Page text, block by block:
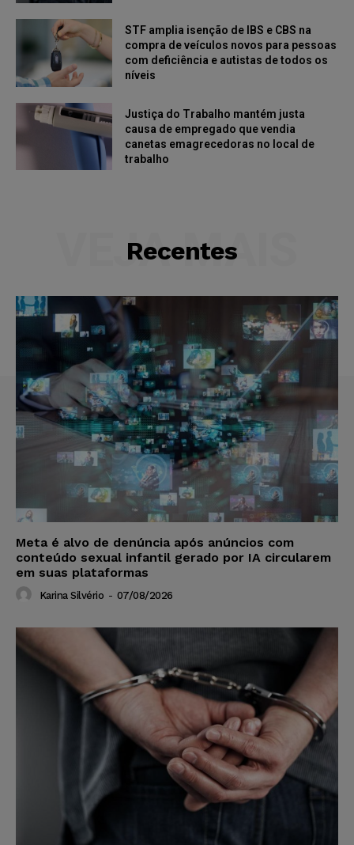
STF amplia isenção de IBS e CBS na
compra de veículos novos para pessoas
com deficiência e autistas de todos os
níveis
Justiça do Trabalho mantém justa
causa de empregado que vendia
canetas emagrecedoras no local de
trabalho
Recentes
VEJA MAIS
Meta é alvo de denúncia após anúncios com
conteúdo sexual infantil gerado por IA circularem
em suas plataformas
Karina Silvério - 07/08/2026